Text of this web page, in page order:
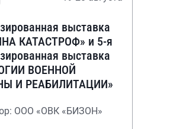
выставка
КАТАСТРОФ» и 5-я
выставка
ВОЕННОЙ
И РЕАБИЛИТАЦИИ»
ООО «ОВК «БИЗОН»